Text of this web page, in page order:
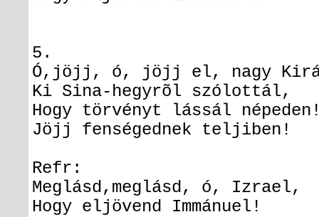
5.
Ó,jöjj, ó, jöjj el, nagy
Ki Sina-hegyrõl szólottál,
Hogy törvényt lássál
Jöjj fenségednek teljiben!
Refr:
Meglásd,meglásd, ó, Izrael,
Hogy eljövend Immánuel!